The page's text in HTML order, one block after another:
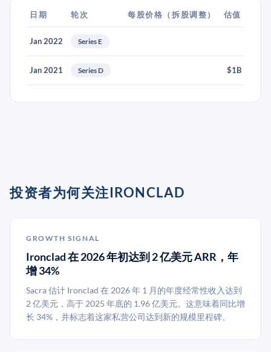
日期 轮次 每股价格（拆股调整） 估值
Jan 2022 Series E
Jan 2021 Series D $1B
投资者为何关注IRONCLAD
GROWTH SIGNAL
Ironclad 在 2026 年初达到 2 亿美元 ARR，年
增 34%
Sacra 估计 Ironclad 在 2026 年 1 月的年度经常性收入达到
2 亿美元，高于 2025 年底的 1.96 亿美元。这意味着同比增
长 34%，并标志着这家私营公司达到新的规模里程碑。